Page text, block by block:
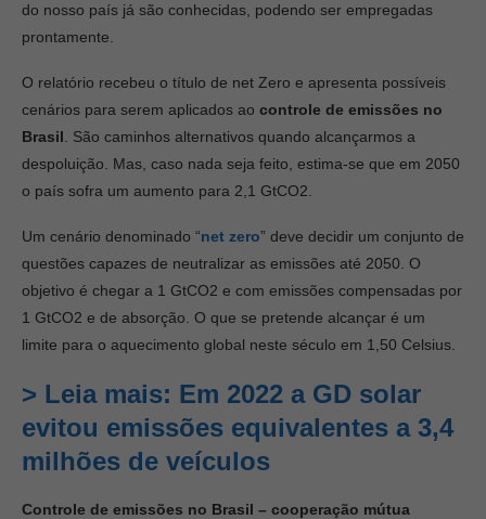
do nosso país já são conhecidas, podendo ser empregadas
prontamente.
O relatório recebeu o título de net Zero e apresenta possíveis
cenários para serem aplicados ao controle de emissões no
Brasil . São caminhos alternativos quando alcançarmos a
despoluição. Mas, caso nada seja feito, estima-se que em 2050
o país sofra um aumento para 2,1 GtCO2.
Um cenário denominado “net zero” deve decidir um conjunto de
questões capazes de neutralizar as emissões até 2050. O
objetivo é chegar a 1 GtCO2 e com emissões compensadas por
1 GtCO2 e de absorção. O que se pretende alcançar é um
limite para o aquecimento global neste século em 1,50 Celsius.
> Leia mais: Em 2022 a GD solar
evitou emissões equivalentes a 3,4
milhões de veículos
Controle de emissões no Brasil – cooperação mútua